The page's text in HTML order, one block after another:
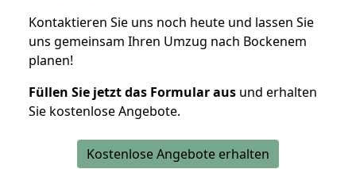
Kontaktieren Sie uns noch heute und lassen Sie
uns gemeinsam Ihren Umzug nach Bockenem
planen!
Füllen Sie jetzt das Formular aus und erhalten
Sie kostenlose Angebote.
Kostenlose Angebote erhalten